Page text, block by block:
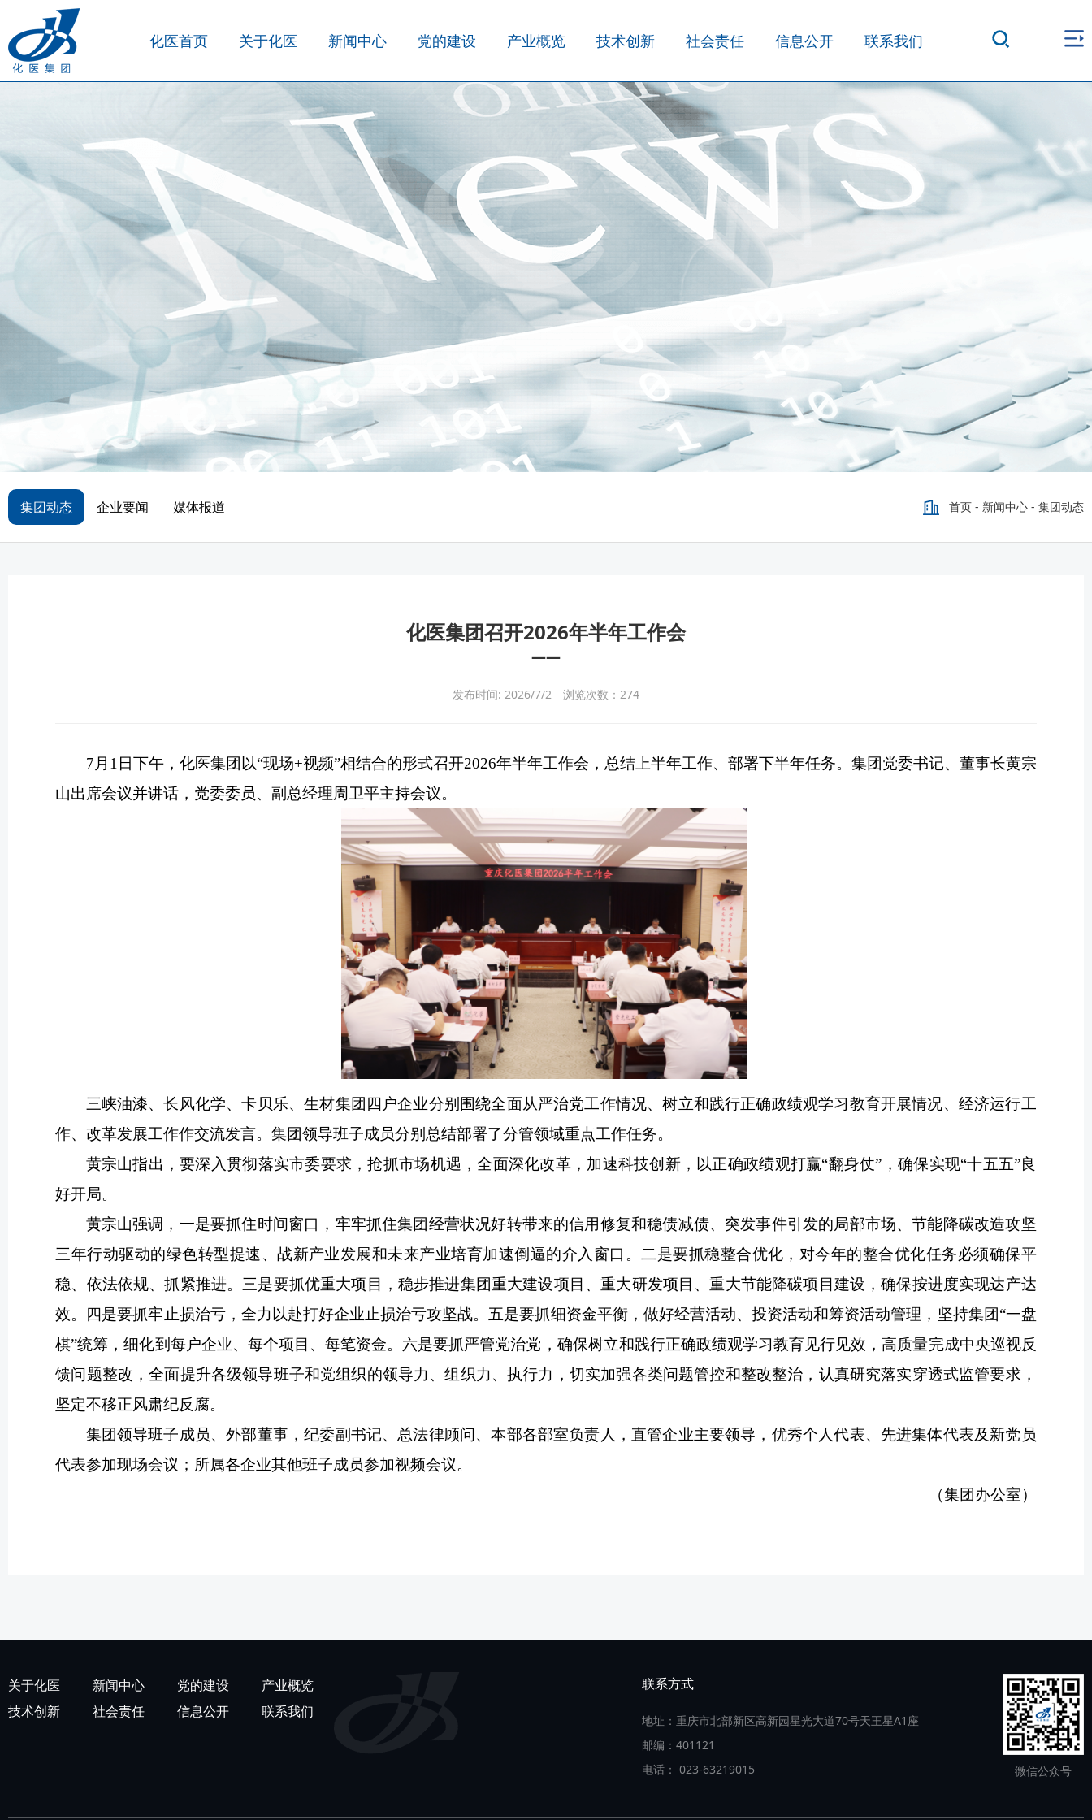
化医首页 关于化医 新闻中心 党的建设 产业概览 技术创新 社会责任 信息公开 联系我们
集团动态 企业要闻 媒体报道 首页 - 新闻中心 - 集团动态
化医集团召开2026年半年工作会
——
发布时间: 2026/7/2 浏览次数： 274
7月1日下午，化医集团以“现场+视频”相结合的形式召开2026年半年工作会，总结上半年工作、部署下半年任务。集团党委书记、董事长黄宗
山出席会议并讲话，党委委员、副总经理周卫平主持会议。
三峡油漆、长风化学、卡贝乐、生材集团四户企业分别围绕全面从严治党工作情况、树立和践行正确政绩观学习教育开展情况、经济运行工
作、改革发展工作作交流发言。集团领导班子成员分别总结部署了分管领域重点工作任务。
黄宗山指出，要深入贯彻落实市委要求，抢抓市场机遇，全面深化改革，加速科技创新，以正确政绩观打赢“翻身仗”，确保实现“十五五”良
好开局。
黄宗山强调，一是要抓住时间窗口，牢牢抓住集团经营状况好转带来的信用修复和稳债减债、突发事件引发的局部市场、节能降碳改造攻坚
三年行动驱动的绿色转型提速、战新产业发展和未来产业培育加速倒逼的介入窗口。二是要抓稳整合优化，对今年的整合优化任务必须确保平
稳、依法依规、抓紧推进。三是要抓优重大项目，稳步推进集团重大建设项目、重大研发项目、重大节能降碳项目建设，确保按进度实现达产达
效。四是要抓牢止损治亏，全力以赴打好企业止损治亏攻坚战。五是要抓细资金平衡，做好经营活动、投资活动和筹资活动管理，坚持集团“一盘
棋”统筹，细化到每户企业、每个项目、每笔资金。六是要抓严管党治党，确保树立和践行正确政绩观学习教育见行见效，高质量完成中央巡视反
馈问题整改，全面提升各级领导班子和党组织的领导力、组织力、执行力，切实加强各类问题管控和整改整治，认真研究落实穿透式监管要求，
坚定不移正风肃纪反腐。
集团领导班子成员、外部董事，纪委副书记、总法律顾问、本部各部室负责人，直管企业主要领导，优秀个人代表、先进集体代表及新党员
代表参加现场会议；所属各企业其他班子成员参加视频会议。
（集团办公室）
关于化医 新闻中心 党的建设
产业概览
技术创新
社会责任 信息公开 联系我们
联系方式
地址：重庆市北部新区高新园星光大道70号天王星A1座
邮编：401121
电话： 023-63219015
微信公众号